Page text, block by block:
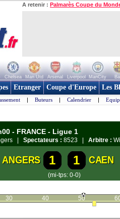
A retenir : Palmarès Coupe du
Chelsea Man Utd Arsenal Liverpool ManCity
Etranger Coupe d'Europe Les
| Buteurs | Calendrier |
- FRANCE - Ligue 1
| Spectateurs : 8523 | Arbitre :
ANGERS 1 1 CAEN
(mi-tps: 0-0)
30 40 50